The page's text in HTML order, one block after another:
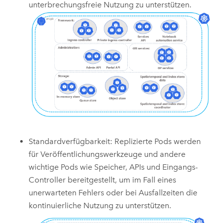
unterbrechungsfreie Nutzung zu unterstützen.
Standardverfügbarkeit: Replizierte Pods werden
für Veröffentlichungswerkzeuge und andere
wichtige Pods wie Speicher, APIs und Eingangs-
Controller bereitgestellt, um im Fall eines
unerwarteten Fehlers oder bei Ausfallzeiten die
kontinuierliche Nutzung zu unterstützen.